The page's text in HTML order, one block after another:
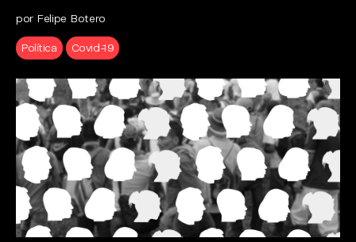
por Felipe Botero
Política Covid-19